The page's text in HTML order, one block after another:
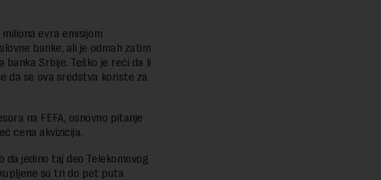
evra emisijom
banke, ali je odmah zatim
Srbije. Teško je reći da li
da se ova sredstva koriste za
na FEFA, osnovno pitanje
cena akvizicija.
da jedino taj deo Telekomovog
su tri do pet puta